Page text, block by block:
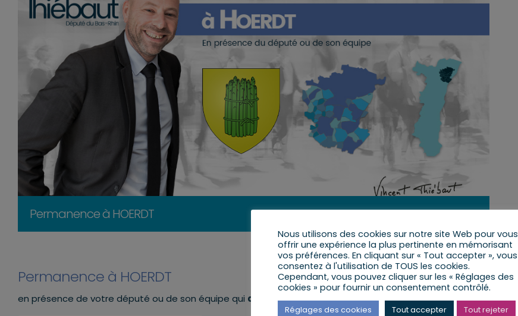
Permanence à HOERDT
Permanence à HOERDT
en présence de votre député ou de son équipe qui aura lieu à la Mairie de Hoerdt
Nous utilisons des cookies sur notre site Web pour vous
offrir une expérience la plus pertinente en mémorisant
vos préférences. En cliquant sur « Tout accepter », vous
consentez à l'utilisation de TOUS les cookies.
Cependant, vous pouvez cliquer sur les « Réglages des
cookies » pour fournir un consentement contrôlé.
Réglages des cookies Tout accepter Tout rejeter